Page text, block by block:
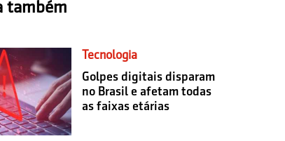
também
Tecnologia
Golpes digitais disparam
no Brasil e afetam todas
as faixas etárias